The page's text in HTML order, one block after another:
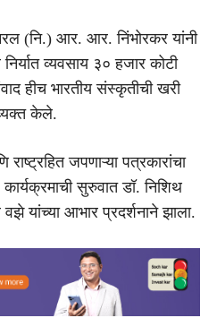
(नि.) आर. आर. निंभोरकर यांनी
व्यवसाय ३० हजार कोटी
हीच भारतीय संस्कृतीची खरी
केले.
जपणाऱ्या पत्रकारांचा
सुरुवात डॉ. निशिथ
यांच्या आभार प्रदर्शनाने झाला.